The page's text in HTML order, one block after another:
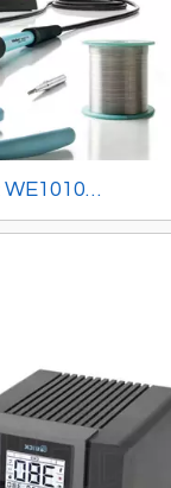
WE1010